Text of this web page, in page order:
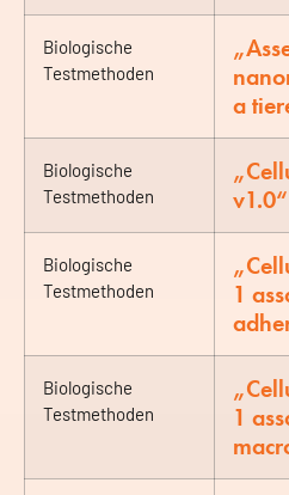
Biologische
Testmethoden
a
Biologische
Testmethoden
v1.0“
Biologische
Testmethoden
1
Biologische
Testmethoden
1